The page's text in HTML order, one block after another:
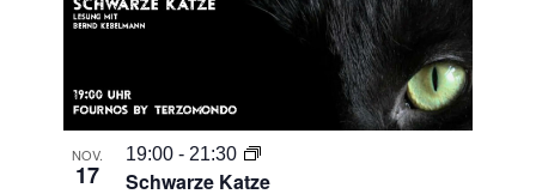
NOV.
17 Schwarze Katze
19:00- 21:30